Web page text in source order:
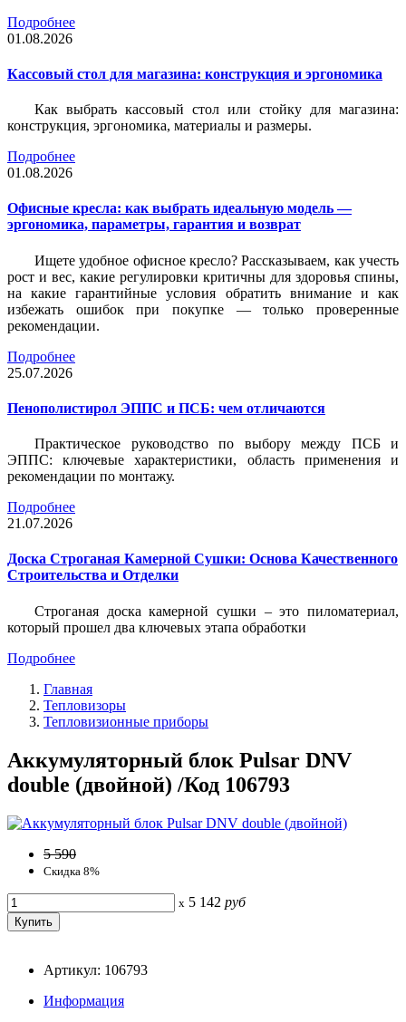
Подробнее
01.08.2026
Кассовый стол для магазина: конструкция и эргономика
Как выбрать кассовый стол или стойку для магазина:
конструкция, эргономика, материалы и размеры.
Подробнее
01.08.2026
Офисные кресла: как выбрать идеальную модель —
эргономика, параметры, гарантия и возврат
Ищете удобное офисное кресло? Рассказываем, как учесть
рост и вес, какие регулировки критичны для здоровья спины,
на какие гарантийные условия обратить внимание и как
избежать ошибок при покупке — только проверенные
рекомендации.
Подробнее
25.07.2026
Пенополистирол ЭППС и ПСБ: чем отличаются
Практическое руководство по выбору между ПСБ и
ЭППС: ключевые характеристики, область применения и
рекомендации по монтажу.
Подробнее
21.07.2026
Доска Строганая Камерной Сушки: Основа Качественного
Строительства и Отделки
Строганая доска камерной сушки – это пиломатериал,
который прошел два ключевых этапа обработки
Подробнее
Главная
Тепловизоры
Тепловизионные приборы
Аккумуляторный блок Pulsar DNV
double (двойной) /Код 106793
5 590
Скидка 8%
x 5 142 руб
Артикул: 106793
Информация